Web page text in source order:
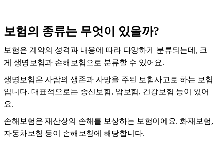
보험의 종류는 무엇이 있을까?
보험은 계약의 성격과 내용에 따라 다양하게 분류되는데, 크
게 생명보험과 손해보험으로 분류할 수 있어요.
생명보험은 사람의 생존과 사망을 주된 보험사고로 하는 보험
입니다. 대표적으로는 종신보험, 암보험, 건강보험 등이 있어
요.
손해보험은 재산상의 손해를 보상하는 보험이에요. 화재보험,
자동차보험 등이 손해보험에 해당합니다.